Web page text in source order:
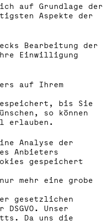
auf Grundlage der
Aspekte der
Bearbeitung der
Einwilligung
auf Ihrem
bis Sie
so können
erlauben.
Analyse der
Anbieters
gespeichert
mehr eine grobe
gesetzlichen
Unser
Da uns die